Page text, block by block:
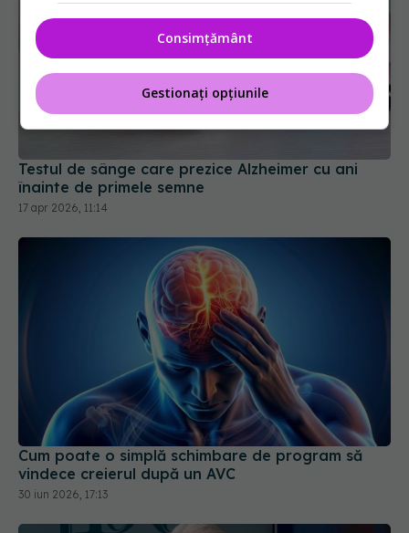
Testul de sânge care prezice Alzheimer cu ani
17 apr 2026, 11:14
Cum poate o simplă schimbare de program să
vindece creierul după un AVC
30 iun 2026, 17:13
Consimțământ
Gestionați opțiunile